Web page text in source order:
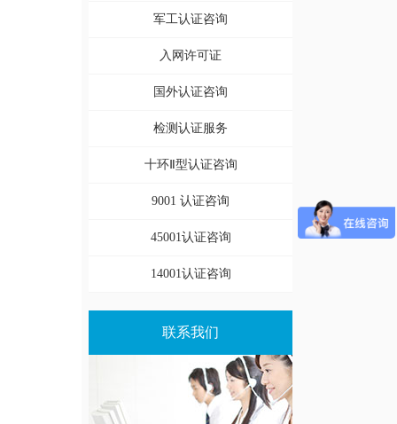
军工认证咨询
入网许可证
国外认证咨询
检测认证服务
十环Ⅱ型认证咨询
9001 认证咨询
45001认证咨询
14001认证咨询
联系我们